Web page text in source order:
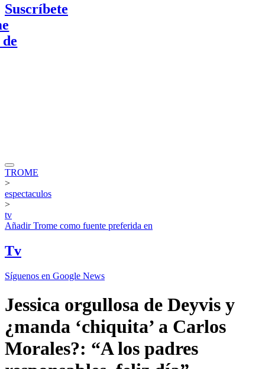
Suscríbete
TROME
>
espectaculos
>
tv
AñadirTrome como fuente preferida en
Tv
Síguenos en Google News
Jessica orgullosa de Deyvis y
¿manda ‘chiquita’ a Carlos
Morales?: “A los padres